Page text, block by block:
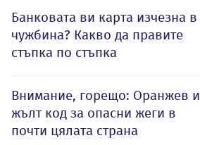
Банковата ви карта изчезна в
чужбина? Какво да правите
стъпка по стъпка
Внимание, горещо: Оранжев и
жълт код за опасни жеги в
почти цялата страна